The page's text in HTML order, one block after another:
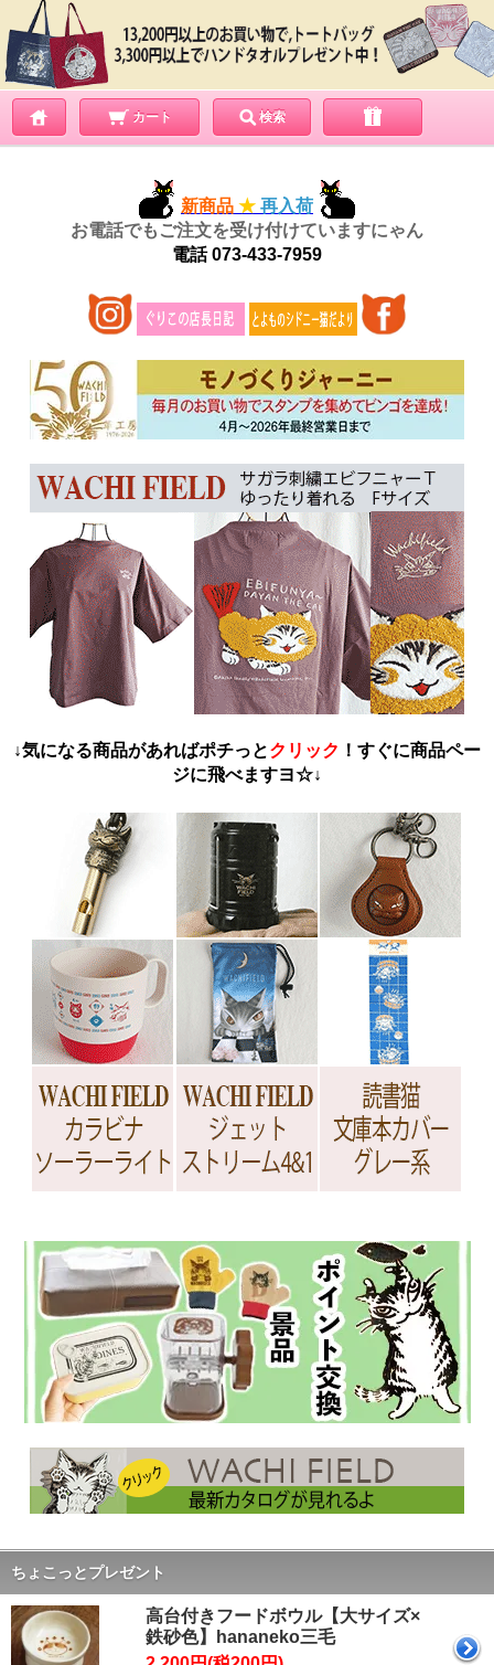
カート 検索
新商品 ★ 再入荷
お電話でもご注文を受け付けていますにゃん
電話 073-433-7959
↓気になる商品があればポチっとクリック ！すぐに商品ペー
ジに飛べますヨ☆↓
ちょこっとプレゼント
高台付きフードボウル【大サイズ×
鉄砂色】hananeko三毛